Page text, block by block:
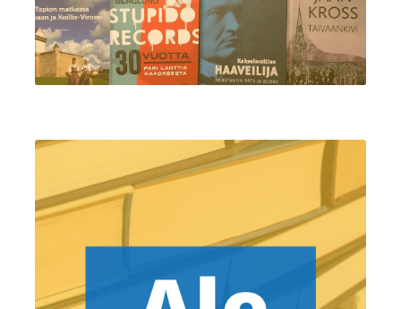
Ostoskori
Saavutettavuusseloste